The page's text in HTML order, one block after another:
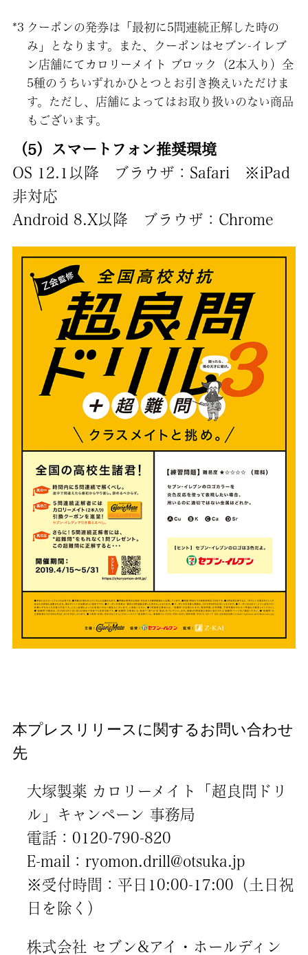
*3 クーポンの発券は「最初に5問連続正解した時の
み」となります。また、クーポンはセブン-イレブ
ン店舗にてカロリーメイト ブロック（2本入り）全
5種のうちいずれかひとつとお引き換えいただけま
す。ただし、店舗によってはお取り扱いのない商品
もございます。
（5）スマートフォン推奨環境
OS 12.1以降 ブラウザ：Safari ※iPad
非対応
Android 8.X以降 ブラウザ：Chrome
本プレスリリースに関するお問い合わせ
先
大塚製薬 カロリーメイト「超良問ドリ
ル」キャンペーン 事務局
電話：0120-790-820
E-mail：ryomon.drill@otsuka.jp
※受付時間：平日10:00-17:00（土日祝
日を除く）
株式会社 セブン&アイ・ホールディン